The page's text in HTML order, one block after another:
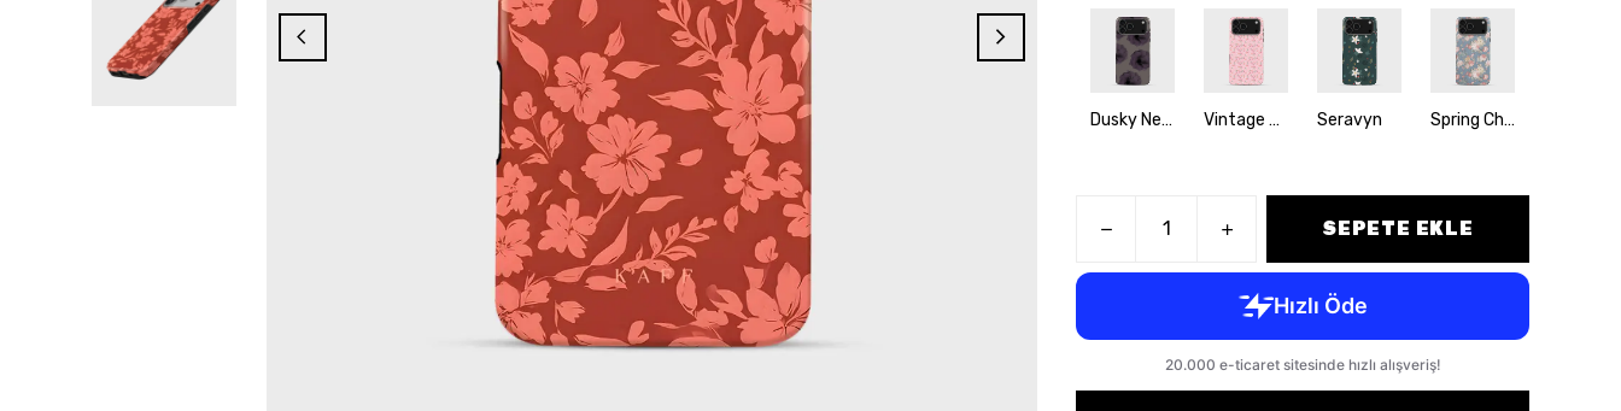
Umberis Dusky Newone Vintage Vines Seravyn Spring Charm
SEPETE EKLE